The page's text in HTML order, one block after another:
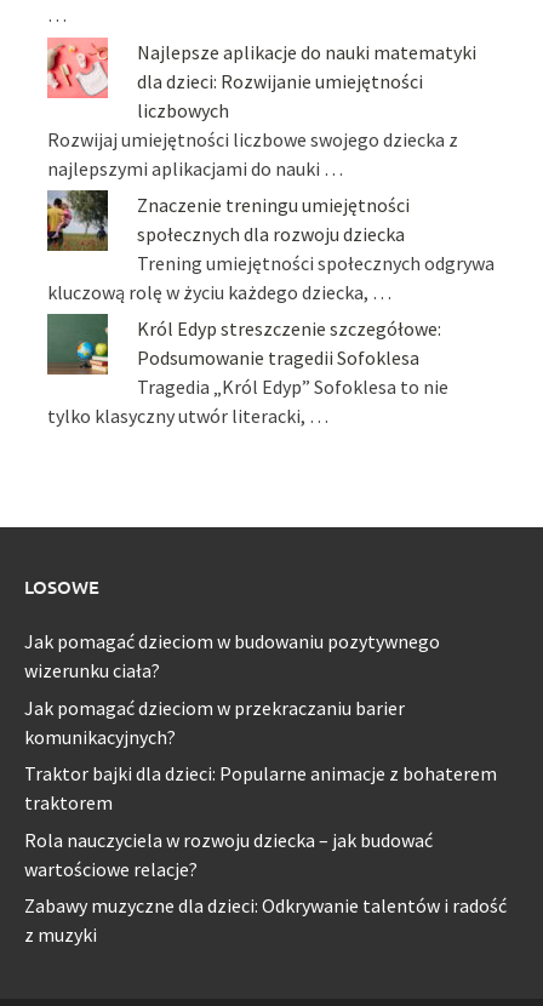
…
Najlepsze aplikacje do nauki matematyki
dla dzieci: Rozwijanie umiejętności
liczbowych
Rozwijaj umiejętności liczbowe swojego dziecka z
najlepszymi aplikacjami do nauki …
Znaczenie treningu umiejętności
społecznych dla rozwoju dziecka
Trening umiejętności społecznych odgrywa
kluczową rolę w życiu każdego dziecka, …
Król Edyp streszczenie szczegółowe:
Podsumowanie tragedii Sofoklesa
Tragedia „Król Edyp” Sofoklesa to nie
tylko klasyczny utwór literacki, …
LOSOWE
Jak pomagać dzieciom w budowaniu pozytywnego
wizerunku ciała?
Jak pomagać dzieciom w przekraczaniu barier
komunikacyjnych?
Traktor bajki dla dzieci: Popularne animacje z bohaterem
traktorem
Rola nauczyciela w rozwoju dziecka – jak budować
wartościowe relacje?
Zabawy muzyczne dla dzieci: Odkrywanie talentów i radość
z muzyki